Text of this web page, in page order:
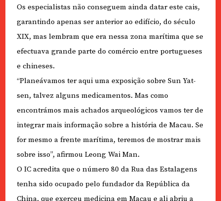
Os especialistas não conseguem ainda datar este cais,
garantindo apenas ser anterior ao edifício, do século
XIX, mas lembram que era nessa zona marítima que se
efectuava grande parte do comércio entre portugueses
e chineses.
“Planeávamos ter aqui uma exposição sobre Sun Yat-
sen, talvez alguns medicamentos. Mas como
encontrámos mais achados arqueológicos vamos ter de
integrar mais informação sobre a história de Macau. Se
for mesmo a frente marítima, teremos de mostrar mais
sobre isso”, afirmou Leong Wai Man.
O IC acredita que o número 80 da Rua das Estalagens
tenha sido ocupado pelo fundador da República da
China, que exerceu medicina em Macau e ali abriu a